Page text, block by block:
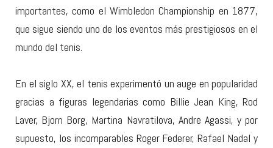
importantes, como el Wimbledon Championship en 1877,
que sigue siendo uno de los eventos más prestigiosos en el
mundo del tenis.
En el siglo XX, el tenis experimentó un auge en popularidad
gracias a figuras legendarias como Billie Jean King, Rod
Laver, Bjorn Borg, Martina Navratilova, Andre Agassi, y por
supuesto, los incomparables Roger Federer, Rafael Nadal y